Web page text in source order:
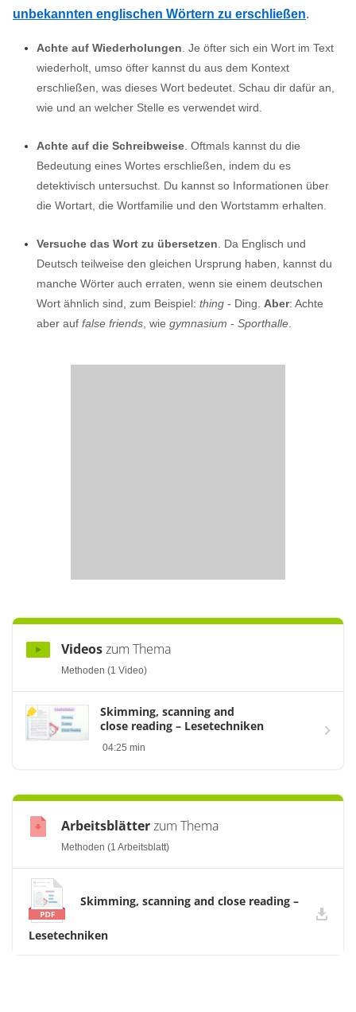
unbekannten englischen Wörtern zu erschließen.
Achte auf Wiederholungen. Je öfter sich ein Wort im Text
wiederholt, umso öfter kannst du aus dem Kontext
erschließen, was dieses Wort bedeutet. Schau dir dafür an,
wie und an welcher Stelle es verwendet wird.
Achte auf die Schreibweise. Oftmals kannst du die
Bedeutung eines Wortes erschließen, indem du es
detektivisch untersuchst. Du kannst so Informationen über
die Wortart, die Wortfamilie und den Wortstamm erhalten.
Versuche das Wort zu übersetzen. Da Englisch und
Deutsch teilweise den gleichen Ursprung haben, kannst du
manche Wörter auch erraten, wenn sie einem deutschen
Wort ähnlich sind, zum Beispiel: thing - Ding. Aber: Achte
aber auf false friends, wie gymnasium - Sporthalle.
Videoszum Thema
Methoden (1 Video)
Skimming, scanning and
close reading – Lesetechniken
04:25 min
Arbeitsblätterzum Thema
Methoden (1 Arbeitsblatt)
Skimming, scanning and close reading –
Lesetechniken